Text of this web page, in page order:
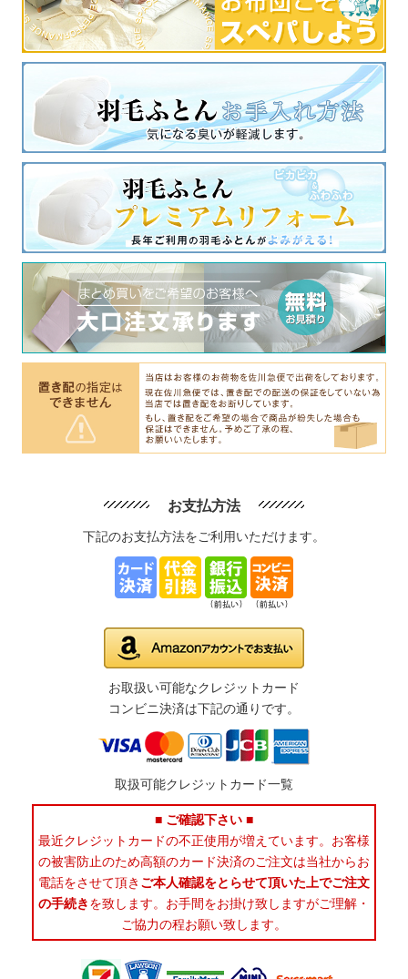
お支払方法
下記のお支払方法をご利用いただけます。
お取扱い可能なクレジットカード
コンビニ決済は下記の通りです。
取扱可能クレジットカード一覧
■ ご確認下さい ■
最近クレジットカードの不正使用が増えています。お客様
の被害防止のため高額のカード決済のご注文は当社からお
電話をさせて頂き ご本人確認をとらせて頂いた上でご注文
の手続きを致します。お手間をお掛け致しますがご理解・
ご協力の程お願い致します。